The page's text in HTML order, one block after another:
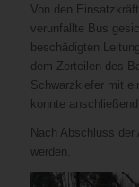
Von den
verunfallte Bus
beschädigten
dem Zerteilen des
Schwarzkiefer mit
konnte
Nach Abschluss
werden.